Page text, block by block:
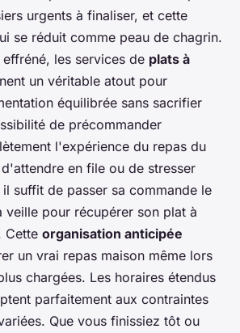
urgents à finaliser, et cette
se réduit comme peau de chagrin.
les services de plats à
un véritable atout pour
équilibrée sans sacrifier
de précommander
l'expérience du repas du
en file ou de stresser
suffit de passer sa commande le
veille pour récupérer son plat à
Cette organisation anticipée
un vrai repas maison même lors
chargées. Les horaires étendus
parfaitement aux contraintes
Que vous finissiez tôt ou